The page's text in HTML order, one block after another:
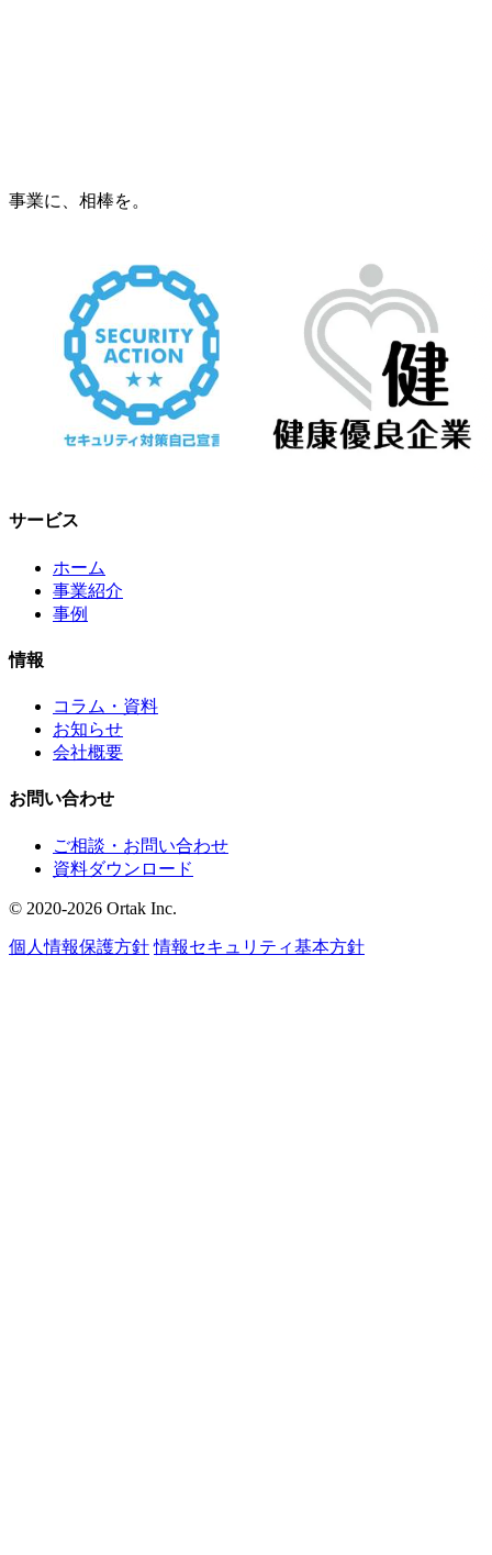
事業に、相棒を。
サービス
ホーム
事業紹介
事例
情報
コラム・資料
お知らせ
会社概要
お問い合わせ
ご相談・お問い合わせ
資料ダウンロード
© 2020-2026 Ortak Inc.
個人情報保護方針 情報セキュリティ基本方針